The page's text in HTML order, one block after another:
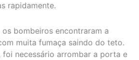
rapidamente.
bombeiros encontraram a
muita fumaça saindo do teto.
necessário arrombar a porta e